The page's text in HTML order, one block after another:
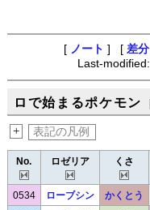
[ ノート ] [ 差分
Last-
ロで始まるポケモン
+ 表記の凡例
No. ロゼリア くさ
0534 ローブシン かくとう